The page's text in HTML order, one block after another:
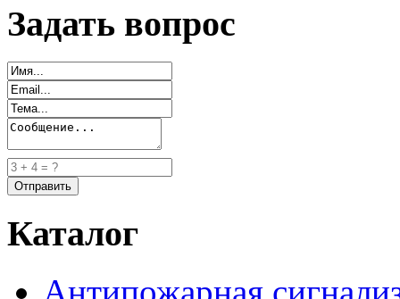
Задать вопрос
Каталог
Антипожарная